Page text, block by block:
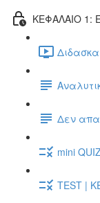
ΚΕΦΑΛΑΙΟ 1:
Δεν
mini
TEST |